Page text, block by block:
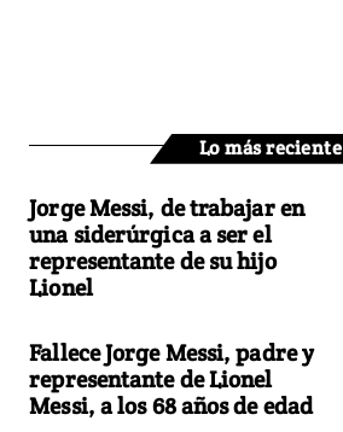
Lo más reciente
Jorge Messi, de trabajar en
una siderúrgica a ser el
representante de su hijo
Lionel
Fallece Jorge Messi, padre y
representante de Lionel
Messi, a los 68 años de edad